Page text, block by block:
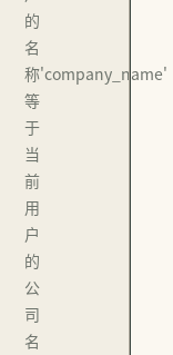
的
名
称'company_name'
等
于
当
前
用
户
的
公
司
名